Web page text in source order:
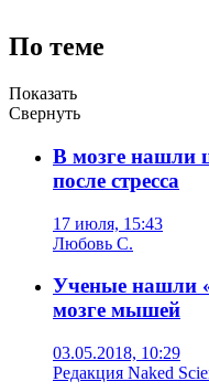
По теме
Показать
Свернуть
В мозге нашли
после стресса
17 июля, 15:43
Любовь С.
Ученые нашли
мозге мышей
03.05.2018, 10:29
Редакция Naked